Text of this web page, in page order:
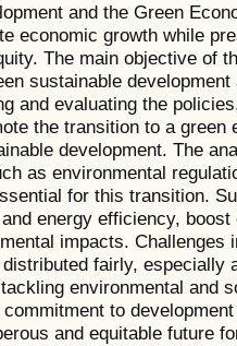
and the Green
economic growth while
The main objective of
sustainable
and evaluating the
the transition to a green
development. The
as environmental
for this transition.
energy efficiency,
impacts. Challenges
fairly, especially
environmental and
to
and equitable future